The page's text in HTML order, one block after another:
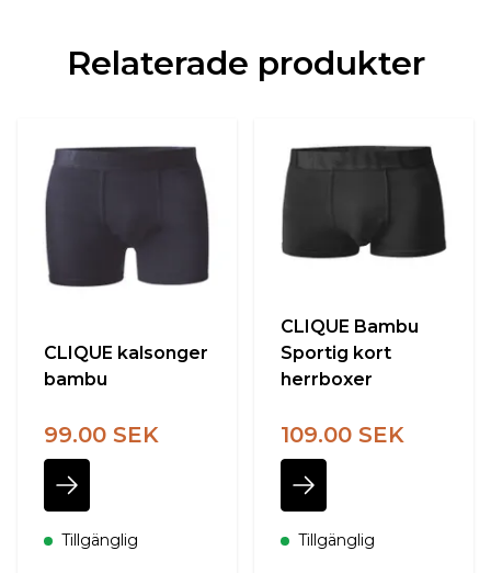
Relaterade produkter
CLIQUE kalsonger
bambu
99.00 SEK
Tillgänglig
CLIQUE Bambu
Sportig kort
herrboxer
109.00 SEK
Tillgänglig